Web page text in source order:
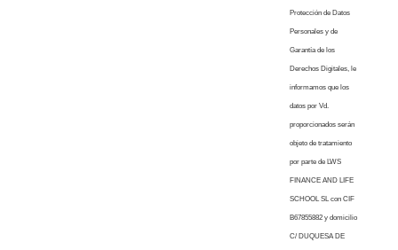
Protección de Datos
Personales y de
Garantía de los
Derechos Digitales, le
informamos que los
datos por Vd.
proporcionados serán
objeto de tratamiento
por parte de LWS
FINANCE AND LIFE
SCHOOL SL con CIF
B67855882 y domicilio
C/ DUQUESA DE